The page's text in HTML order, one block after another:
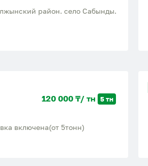
район. село Сабынды.
120 000 ₸/ тн 5 тн
включена(от 5тонн)